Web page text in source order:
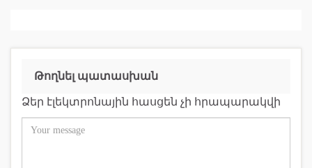
Թողնել պատասխան
Ձեր էլեկտրոնային հասցեն չի հրապարակվի